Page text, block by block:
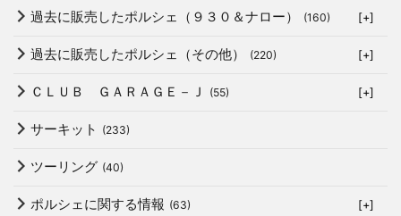
過去に販売したポルシェ（９３０＆ナロー） (160) [+]
過去に販売したポルシェ（その他） (220) [+]
ＣＬＵＢ ＧＡＲＡＧＥ－Ｊ (55) [+]
サーキット (233)
ツーリング (40)
ポルシェに関する情報 (63) [+]